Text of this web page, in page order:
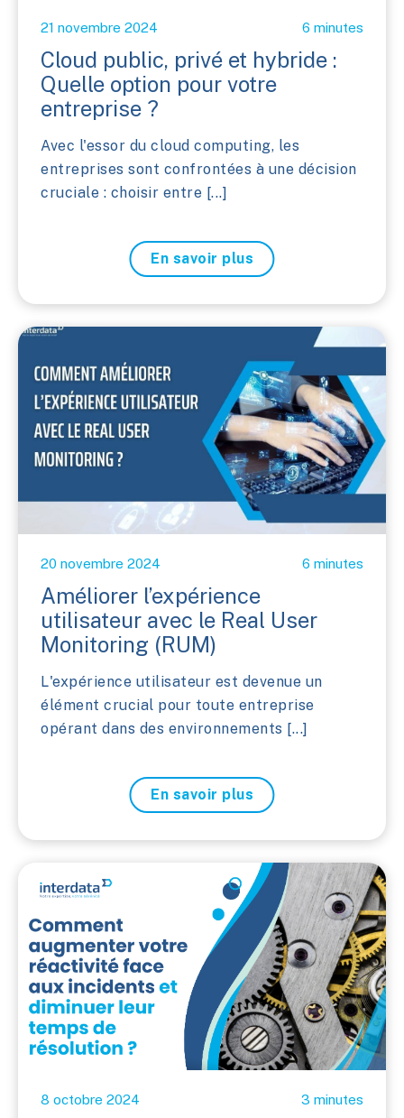
21 novembre 2024 6 minutes
Cloud public, privé et hybride :
Quelle option pour votre
entreprise ?
Avec l'essor du cloud computing, les
entreprises sont confrontées à une décision
cruciale : choisir entre [...]
En savoir plus
20 novembre 2024 6 minutes
Améliorer l’expérience
utilisateur avec le Real User
Monitoring (RUM)
L'expérience utilisateur est devenue un
élément crucial pour toute entreprise
opérant dans des environnements [...]
En savoir plus
8 octobre 2024 3 minutes